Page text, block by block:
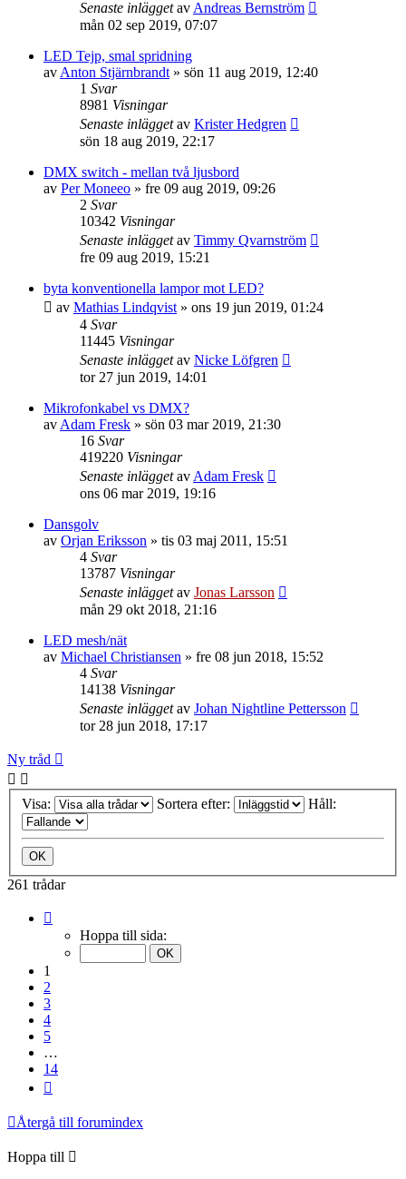
Senaste inläggetav Andreas Bernström
mån 02 sep 2019, 07:07
LED Tejp, smal spridning
av Anton Stjärnbrandt » sön 11 aug 2019, 12:40
1 Svar
8981 Visningar
Senaste inläggetav Krister Hedgren
sön 18 aug 2019, 22:17
DMX switch - mellan två ljusbord
av Per Moneeo » fre 09 aug 2019, 09:26
2 Svar
10342 Visningar
Senaste inläggetav Timmy Qvarnström
fre 09 aug 2019, 15:21
byta konventionella lampor mot LED?
av Mathias Lindqvist » ons 19 jun 2019, 01:24
4 Svar
11445 Visningar
Senaste inläggetav Nicke Löfgren
tor 27 jun 2019, 14:01
Mikrofonkabel vs DMX?
av Adam Fresk » sön 03 mar 2019, 21:30
16 Svar
419220 Visningar
Senaste inläggetav Adam Fresk
ons 06 mar 2019, 19:16
Dansgolv
av Orjan Eriksson » tis 03 maj 2011, 15:51
4 Svar
13787 Visningar
Senaste inläggetav Jonas Larsson
mån 29 okt 2018, 21:16
LED mesh/nät
av Michael Christiansen » fre 08 jun 2018, 15:52
4 Svar
14138 Visningar
Senaste inläggetav Johan Nightline Pettersson
tor 28 jun 2018, 17:17
Ny tråd
Visa: Sortera efter: Håll:
261 trådar
Hoppa till sida:
1
2
3
4
5
…
14
Återgå till forumindex
Hoppa till